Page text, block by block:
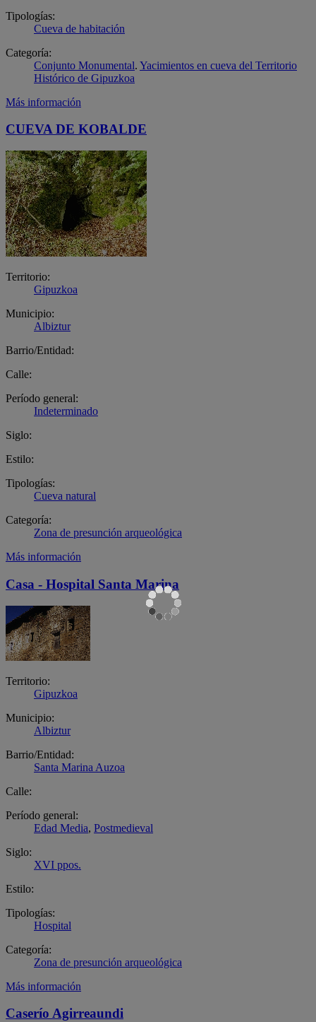
Tipologías:
Cueva de habitación
Categoría:
Conjunto Monumental. Yacimientos en cueva del Territorio
Histórico de Gipuzkoa
Más información
CUEVA DE KOBALDE
Territorio:
Gipuzkoa
Municipio:
Albiztur
Barrio/Entidad:
Calle:
Período general:
Indeterminado
Siglo:
Estilo:
Tipologías:
Cueva natural
Categoría:
Zona de presunción arqueológica
Más información
Casa - Hospital Santa Marina
Territorio:
Gipuzkoa
Municipio:
Albiztur
Barrio/Entidad:
Santa Marina Auzoa
Calle:
Período general:
Edad Media, Postmedieval
Siglo:
XVI ppos.
Estilo:
Tipologías:
Hospital
Categoría:
Zona de presunción arqueológica
Más información
Caserío Agirreaundi